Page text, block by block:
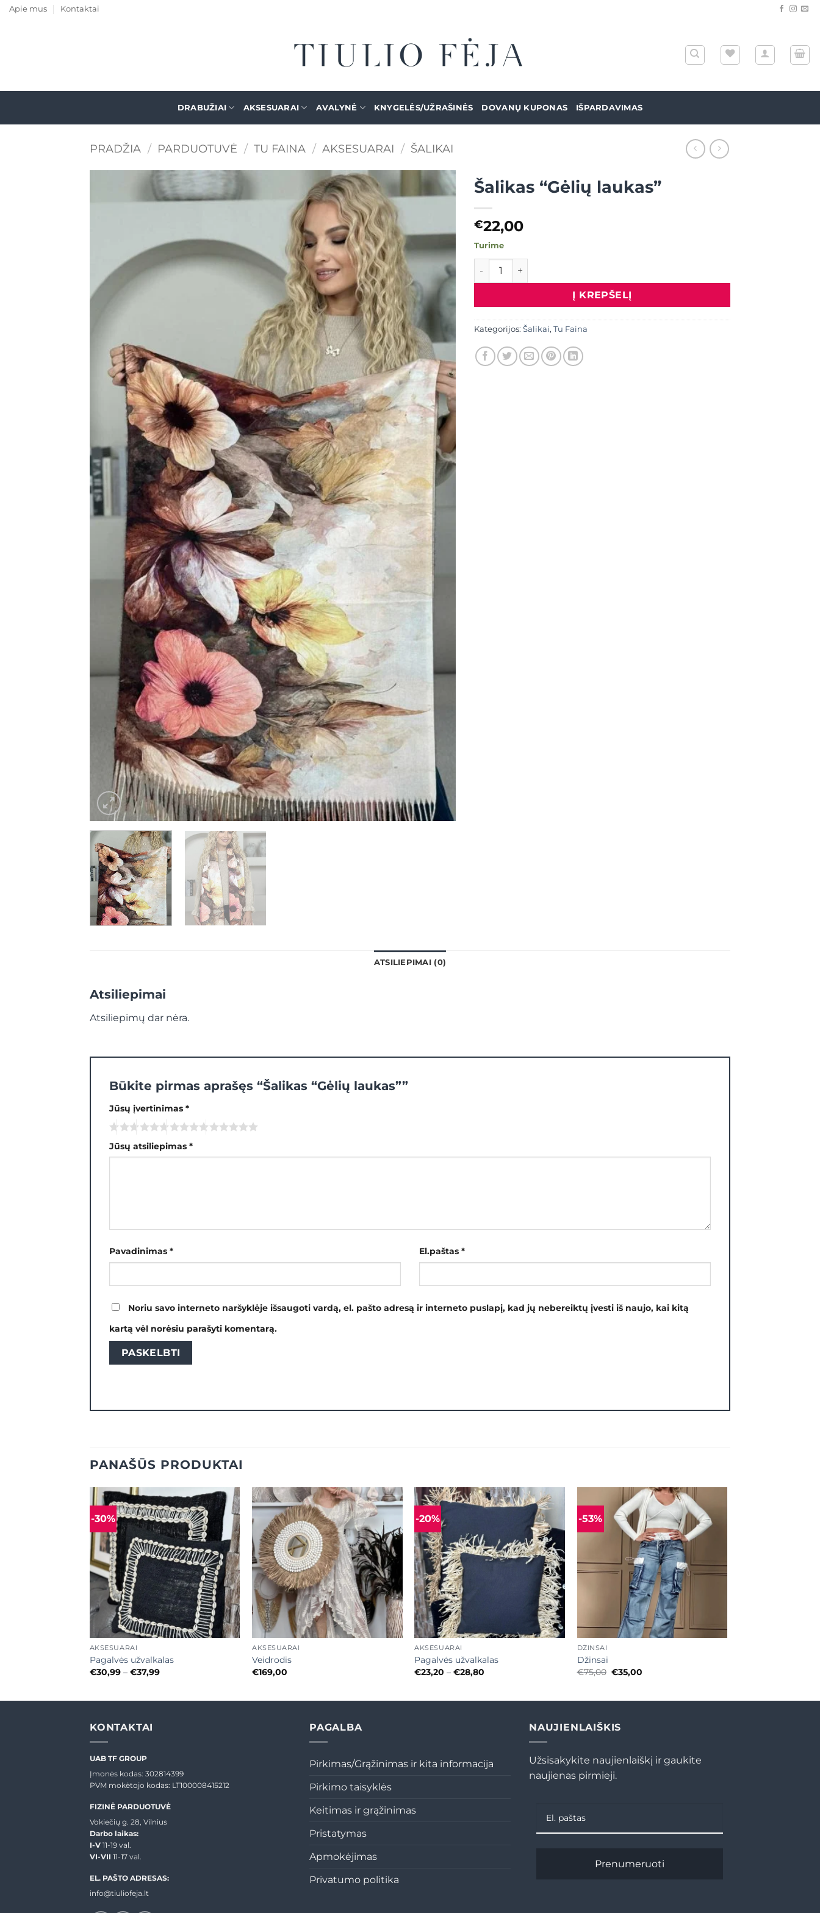
SkipApie mus Kontaktai
DRABUŽIAI AKSESUARAI AVALYNĖ KNYGELĖS/UŽRAŠINĖS DOVANŲ KUPONAS IŠPARDAVIMAS
PRADŽIA / PARDUOTUVĖ / TU FAINA / AKSESUARAI / ŠALIKAI
Mėgstamiausias
Šalikas “Gėlių laukas”
€22,00
Turime
produkto kiekis: Šalikas “Gėlių laukas”
Į KREPŠELĮ
Kategorijos: Šalikai, Tu Faina
ATSILIEPIMAI (0)
Atsiliepimai
Atsiliepimų dar nėra.
Būkite pirmas aprašęs “Šalikas “Gėlių laukas””
Jūsų įvertinimas *
Jūsų atsiliepimas *
Pavadinimas * El.paštas *
Noriu savo interneto naršyklėje išsaugoti vardą, el. pašto adresą ir interneto puslapį, kad jų nebereiktų įvesti iš naujo, kai kitą
kartą vėl norėsiu parašyti komentarą.
PANAŠŪS PRODUKTAI
-30% Mėgstamiausias
+
AKSESUARAI
Pagalvės užvalkalas
€30,99 – €37,99Price
Mėgstamiausias
+
AKSESUARAI
Veidrodis
€169,00
-20% Mėgstamiausias
+
AKSESUARAI
Pagalvės užvalkalas
€23,20 – €28,80
-53% Mėgstamiausias
+
DŽINSAI
Džinsai
€75,00 Original
price
€35,00Current
KONTAKTAI
UAB TF GROUP
Įmonės kodas: 302814399
PVM mokėtojo kodas: LT100008415212
FIZINĖ PARDUOTUVĖ
Vokiečių g. 28, Vilnius
Darbo laikas:
I-V 11-19 val.
VI-VII 11-17 val.
EL. PAŠTO ADRESAS:
info@tiuliofeja.lt
PAGALBA
Pirkimas/Grąžinimas ir kita informacija
Pirkimo taisyklės
Keitimas ir grąžinimas
Pristatymas
Apmokėjimas
Privatumo politika
NAUJIENLAIŠKIS
Užsisakykite naujienlaiškį ir gaukite
naujienas pirmieji.
Prenumeruoti